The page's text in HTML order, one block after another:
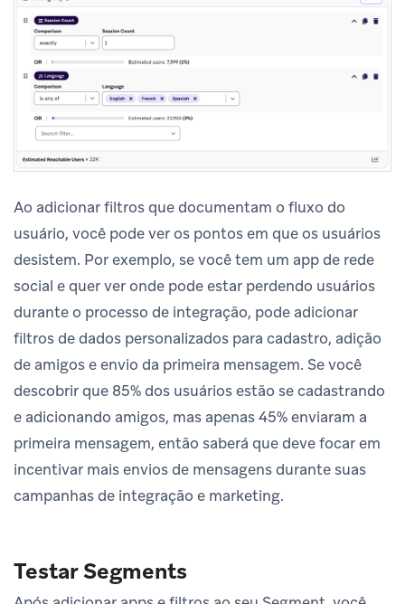
Ao adicionar filtros que documentam o fluxo do
usuário, você pode ver os pontos em que os usuários
desistem. Por exemplo, se você tem um app de rede
social e quer ver onde pode estar perdendo usuários
durante o processo de integração, pode adicionar
filtros de dados personalizados para cadastro, adição
de amigos e envio da primeira mensagem. Se você
descobrir que 85% dos usuários estão se cadastrando
e adicionando amigos, mas apenas 45% enviaram a
primeira mensagem, então saberá que deve focar em
incentivar mais envios de mensagens durante suas
campanhas de integração e marketing.
Testar Segments